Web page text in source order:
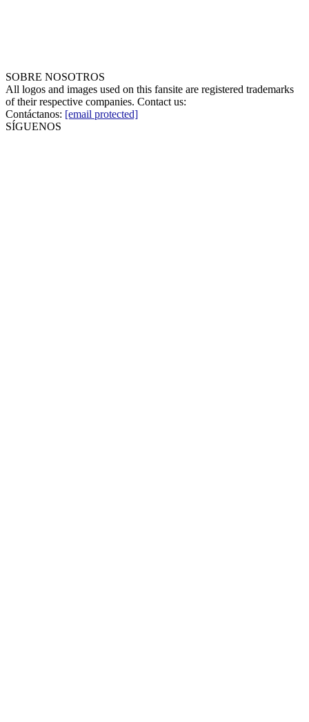
SOBRE NOSOTROS
All logos and images used on this fansite are registered trademarks
of their respective companies. Contact us:
Contáctanos: [email protected]
SÍGUENOS